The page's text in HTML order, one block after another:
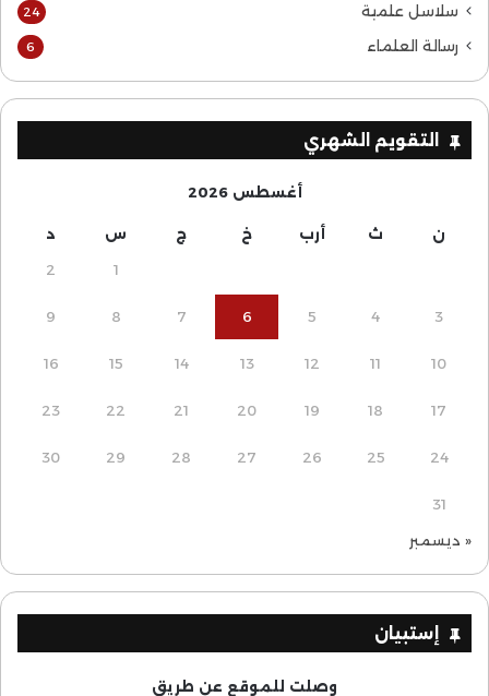
سلاسل علمية 24
رسالة العلماء 6
التقويم الشهري
أغسطس 2026
ن ث أرب خ ج س د
1
2
3
4
5
6
7
8
9
10
11
12
13
14
15
16
17
18
19
20
21
22
23
24
25
26
27
28
29
30
31
« ديسمبر
إستبيان
وصلت للموقع عن طريق